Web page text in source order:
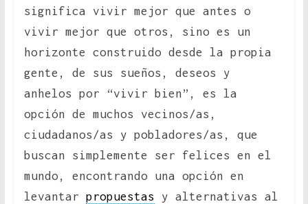
significa vivir mejor que antes o
vivir mejor que otros, sino es un
horizonte construido desde la propia
gente, de sus sueños, deseos y
anhelos por “vivir bien”, es la
opción de muchos vecinos/as,
ciudadanos/as y pobladores/as, que
buscan simplemente ser felices en el
mundo, encontrando una opción en
levantar propuestas y alternativas al